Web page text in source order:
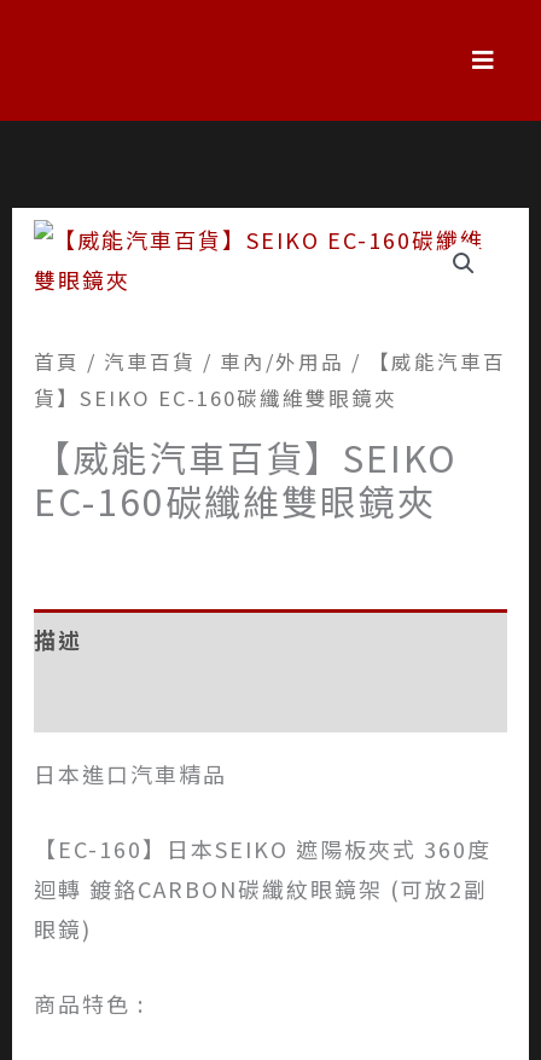
容
首頁 / 汽車百貨 / 車內/外用品 / 【威能汽車百
貨】SEIKO EC-160碳纖維雙眼鏡夾
【威能汽車百貨】SEIKO
EC-160碳纖維雙眼鏡夾
描述
日本進口汽車精品
【EC-160】日本SEIKO 遮陽板夾式 360度
迴轉 鍍鉻CARBON碳纖紋眼鏡架 (可放2副
眼鏡)
商品特色 :